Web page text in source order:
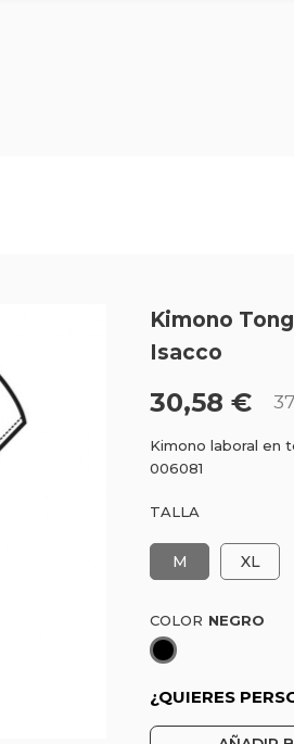
Kimono
Isacco
30,58 €
Kimono laboral en
006081
TALLA
M XL
COLOR
Negro
¿QUIERES